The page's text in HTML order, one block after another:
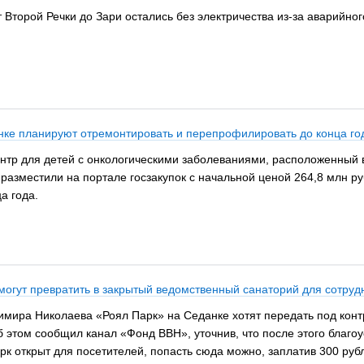
Речки до Зари остались без электричества из-за
планируют отремонтировать и перепрофилировать до конца
для детей с онкологическими заболеваниями, расположенный
на портале госзакупок с начальной ценой 264,8 млн
года.
превратить в закрытый ведомственный санаторий для
Николаева «Роял Парк» на Седанке хотят передать под
сообщил канал «Фонд ВВН», уточнив, что после этого
для посетителей, попасть сюда можно, заплатив 300